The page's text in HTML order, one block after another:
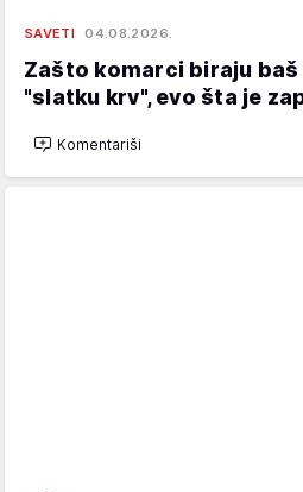
SAVETI 04.08.2026.
Zašto komarci biraju baš
"slatku krv", evo šta je
Komentariši